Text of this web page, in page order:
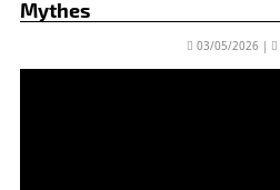
Mythes
03/05/2026 |